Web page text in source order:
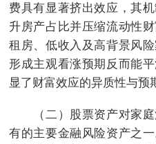
费具有显著挤出效应，其
升房产占比并压缩流动性
租房、低收入及高背景风
形成主观看涨预期反而能
显了财富效应的异质性与预
（二）股票资产对家庭
有的主要金融风险资产之